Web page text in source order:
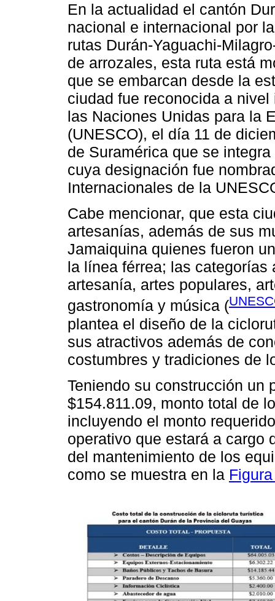
En la actualidad el cantón
nacional e internacional por
rutas Durán-Yaguachi-
de arrozales, esta ruta está
que se embarcan desde la
ciudad fue reconocida a
las Naciones Unidas para la
(UNESCO), el día 11 de
de Suramérica que se
cuya designación fue
Internacionales de la
Cabe mencionar, que esta
artesanías, además de sus
Jamaiquina quienes fueron
la línea férrea; las
artesanía, artes populares,
gastronomía y música (
plantea el diseño de la
sus atractivos además de
costumbres y tradiciones de
Teniendo su construcción un
$154.811.09, monto total de
incluyendo el monto
operativo que estará a cargo
del mantenimiento de los
como se muestra en la